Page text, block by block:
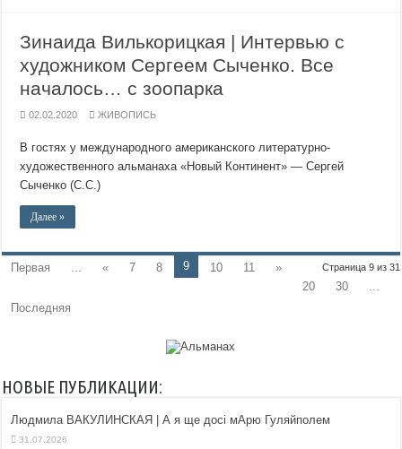
Зинаида Вилькорицкая | Интервью с
художником Сергеем Сыченко. Все
началось… с зоопарка
02.02.2020 ЖИВОПИСЬ
В гостях у международного американского литературно-
художественного альманаха «Новый Континент» — Cергей
Сыченко (С.С.)
Далее »
Страница 9 из 31
Первая « 7 8 9 10 11
»
20
30
Последняя
НОВЫЕ ПУБЛИКАЦИИ:
Людмила ВАКУЛИНСКАЯ | А я ще досі мАрю Гуляйполем
31.07.2026